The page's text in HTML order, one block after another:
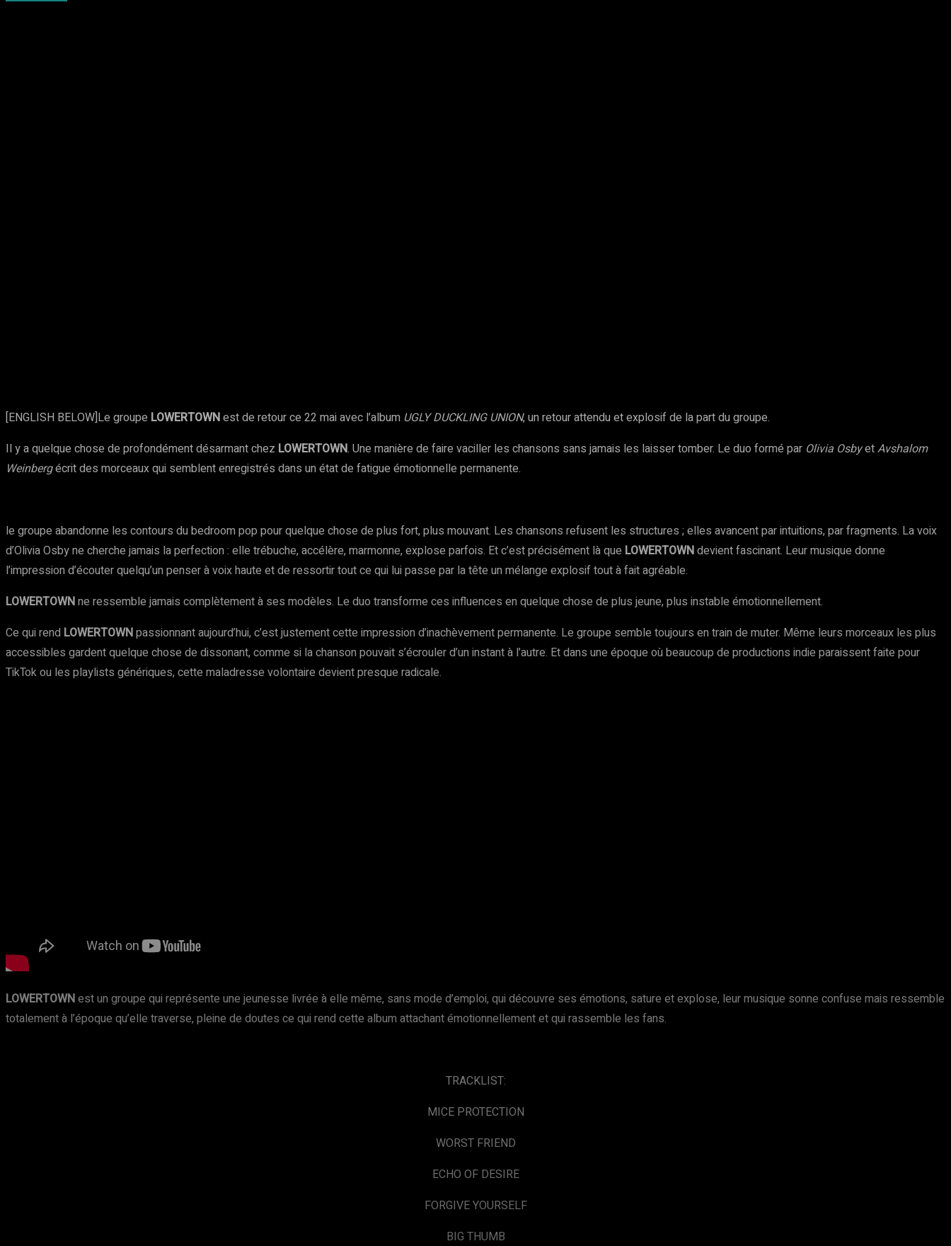
[ENGLISH BELOW]Le groupe LOWERTOWNest de retour ce 22 mai avec l’album UGLY DUCKLING UNION, un retour attendu et explosif de la part du groupe.
Il y a quelque chose de profondément désarmant chez LOWERTOWN. Une manière de faire vaciller les chansons sans jamais les laisser tomber. Le duo formé par Olivia OsbyetAvshalom
Weinbergécrit des morceaux qui semblent enregistrés dans un état de fatigue émotionnelle permanente.
le groupe abandonne les contours du bedroom pop pour quelque chose de plus fort, plus mouvant. Les chansons refusent les structures ; elles avancent par intuitions, par fragments. La voix
d’Olivia Osby ne cherche jamais la perfection : elle trébuche, accélère, marmonne, explose parfois. Et c’est précisément là que LOWERTOWNdevient fascinant. Leur musique donne
l’impression d’écouter quelqu’un penser à voix haute et de ressortir tout ce qui lui passe par la tête un mélange explosif tout à fait agréable.
LOWERTOWNne ressemble jamais complètement à ses modèles. Le duo transforme ces influences en quelque chose de plus jeune, plus instable émotionnellement.
Ce qui rend LOWERTOWNpassionnant aujourd’hui, c’est justement cette impression d’inachèvement permanente. Le groupe semble toujours en train de muter. Même leurs morceaux les plus
accessibles gardent quelque chose de dissonant, comme si la chanson pouvait s’écrouler d’un instant à l’autre. Et dans une époque où beaucoup de productions indie paraissent faite pour
TikTok ou les playlists génériques, cette maladresse volontaire devient presque radicale.
LOWERTOWNest un groupe qui représente une jeunesse livrée à elle même, sans mode d’emploi, qui découvre ses émotions, sature et explose, leur musique sonne confuse mais ressemble
totalement à l’époque qu’elle traverse, pleine de doutes ce qui rend cette album attachant émotionnellement et qui rassemble les fans.
TRACKLIST:
MICE PROTECTION
WORST FRIEND
ECHO OF DESIRE
FORGIVE YOURSELF
BIG THUMB